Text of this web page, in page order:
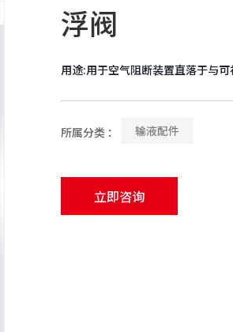
浮阀
用途:用于空气阻断装置直落于与
所属分类 ： 输液配件
立即咨询